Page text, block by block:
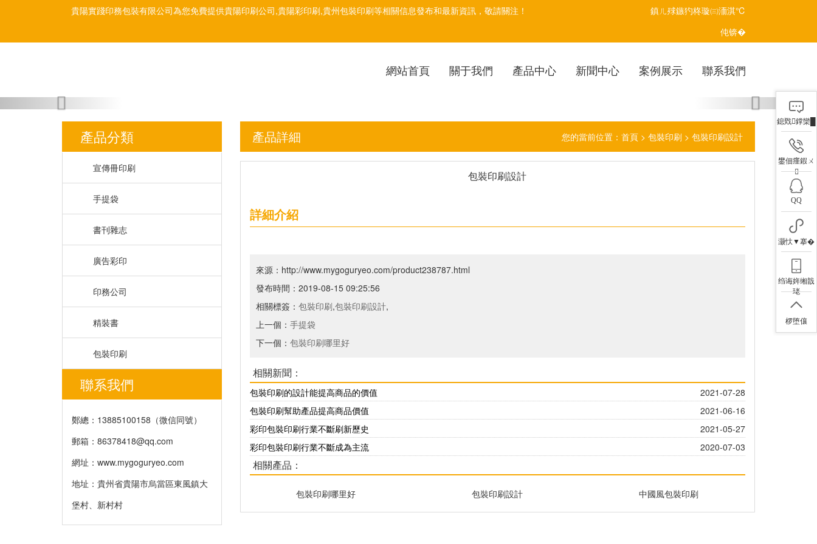
貴陽實踐印務包裝有限公司為您免費提供貴陽印刷公司,貴陽彩印刷,貴州包裝印刷等相關信息發布和最新資訊，敬請關注！
鎮ㄦ殏鏃犳柊璇㈢洏淇℃
伅锛�
網站首頁 關于我們 產品中心 新聞中心 案例展示 聯系我們
Previous Next
產品分類
宣傳冊印刷
手提袋
書刊雜志
廣告彩印
印務公司
精裝書
包裝印刷
聯系我們
鄭總：13885100158（微信同號）
郵箱： 86378418@qq.com
網址：www.mygoguryeo.com
地址：貴州省貴陽市烏當區東風鎮大
堡村、新村村
產品詳細 您的當前位置： 首頁 > 包裝印刷 > 包裝印刷設計
包裝印刷設計
詳細介紹
來源：http://www.mygoguryeo.com/product238787.html
發布時間：2019-08-15 09:25:56
相關標簽： 包裝印刷,包裝印刷設計,
上一個： 手提袋
下一個： 包裝印刷哪里好
相關新聞：
包裝印刷的設計能提高商品的價值
2021-07-28
包裝印刷幫助產品提高商品價值
2021-06-16
彩印包裝印刷行業不斷刷新歷史
2021-05-27
彩印包裝印刷行業不斷成為主流
2020-07-03
相關產品：
包裝印刷哪里好 包裝印刷設計 中國風包裝印刷
鎴戣鐣欒█
鐢佃瘽鍜ㄨ

QQ
灏忕▼搴�
绉诲姩缃戠
珯
椤堕儴